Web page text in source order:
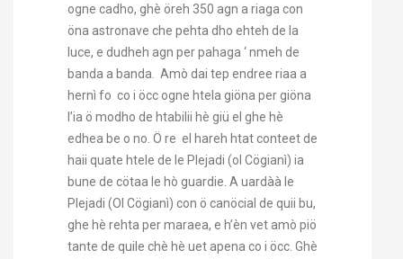
ogne cadho, ghè öreh 350 agn a riaga con
öna astronave che pehta dho ehteh de la
luce, e dudheh agn per pahaga ‘ nmeh de
banda a banda. Amò dai tep endree riaa a
hernì fo co i öcc ogne htela giöna per giöna
l’ia ö modho de htabilii hè giü el ghe hè
edhea be o no. Ö re el hareh htat conteet de
haii quate htele de le Plejadi (ol Cögianì) ia
bune de cötaa le hò guardie. A uardàà le
Plejadi (Ol Cögianì) con ö canöcial de quii bu,
ghe hè rehta per maraea, e h’èn vet amò piö
tante de quile chè hè uet apena co i öcc. Ghè